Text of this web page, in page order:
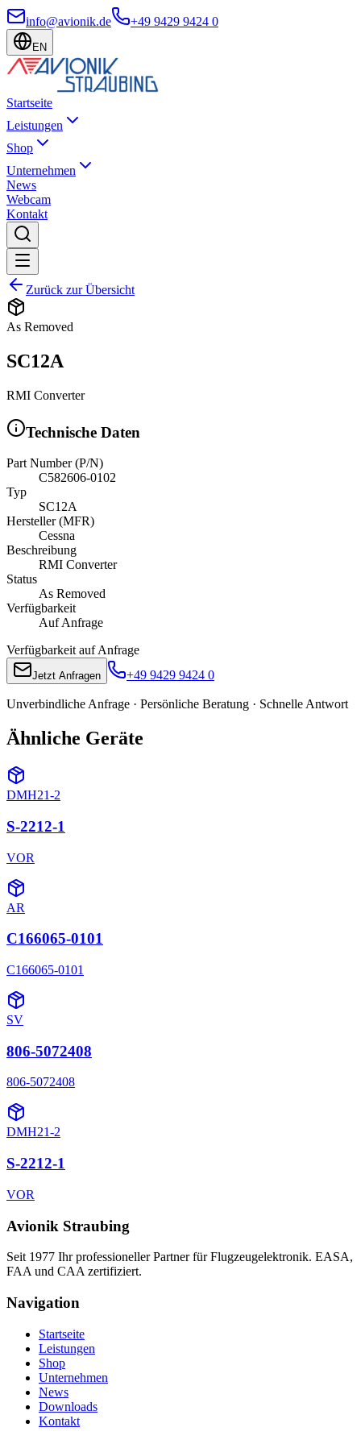
info@avionik.de +49 9429 9424 0
EN
Startseite
Leistungen
Shop
Unternehmen
News
Webcam
Kontakt
Zurück zur Übersicht
As Removed
SC12A
RMI Converter
Technische Daten
Part Number (P/N)
C582606-0102
Typ
SC12A
Hersteller (MFR)
Cessna
Beschreibung
RMI Converter
Status
As Removed
Verfügbarkeit
Auf Anfrage
Verfügbarkeit auf Anfrage
Jetzt Anfragen +49 9429 9424 0
Unverbindliche Anfrage · Persönliche Beratung · Schnelle Antwort
Ähnliche Geräte
DMH21-2
S-2212-1
VOR
AR
C166065-0101
C166065-0101
SV
806-5072408
806-5072408
DMH21-2
S-2212-1
VOR
Avionik Straubing
Seit 1977 Ihr professioneller Partner für Flugzeugelektronik. EASA,
FAA und CAA zertifiziert.
Navigation
Startseite
Leistungen
Shop
Unternehmen
News
Downloads
Kontakt